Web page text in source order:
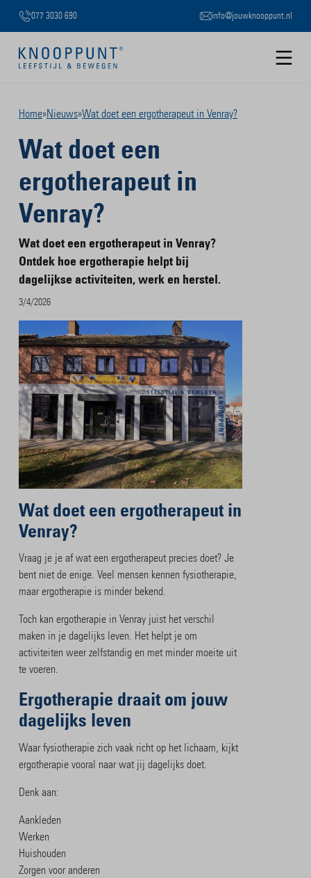
077 3030 690 info@jouwknooppunt.nl
Slide 2 of 3.
Home»Nieuws»Wat doet een ergotherapeut in Venray?
Wat doet een
ergotherapeut in
Venray?
Wat doet een ergotherapeut in Venray?
Ontdek hoe ergotherapie helpt bij
dagelijkse activiteiten, werk en herstel.
3/4/2026
Wat doet een ergotherapeut in
Venray?
Vraag je je af wat een ergotherapeut precies doet? Je
bent niet de enige. Veel mensen kennen fysiotherapie,
maar ergotherapie is minder bekend.
Toch kan ergotherapie in Venray juist het verschil
maken in je dagelijks leven. Het helpt je om
activiteiten weer zelfstandig en met minder moeite uit
te voeren.
Ergotherapie draait om jouw
dagelijks leven
Waar fysiotherapie zich vaak richt op het lichaam, kijkt
ergotherapie vooral naar wat jij dagelijks doet.
Denk aan:
Aankleden
Werken
Huishouden
Zorgen voor anderen